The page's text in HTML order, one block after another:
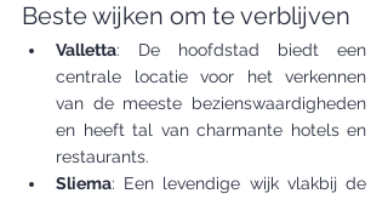
Beste wijken om te verblijven
Valletta: De hoofdstad biedt een
centrale locatie voor het verkennen
van de meeste bezienswaardigheden
en heeft tal van charmante hotels en
restaurants.
Sliema: Een levendige wijk vlakbij de